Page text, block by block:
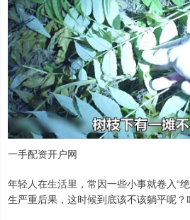
一手配资开户网
年轻人在生活里，常因一些小事就卷入“
生严重后果，这时候到底该不该躺平呢？